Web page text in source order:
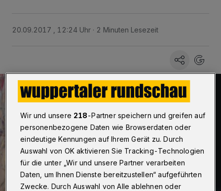
20.09.2017 , 12:24 Uhr 2 Minuten Lesezeit
Wir und unsere 218-Partner speichern und greifen auf
personenbezogene Daten wie Browserdaten oder
eindeutige Kennungen auf Ihrem Gerät zu. Durch
Auswahl von OK aktivieren Sie Tracking-Technologien
für die unter „Wir und unsere Partner verarbeiten
Daten, um Ihnen Dienste bereitzustellen“ aufgeführten
Zwecke. Durch Auswahl von Alle ablehnen oder